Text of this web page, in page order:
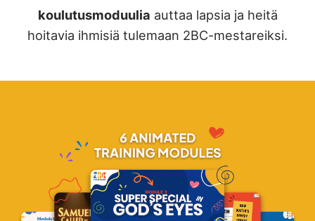
koulutusmoduulia auttaa lapsia ja heitä
hoitavia ihmisiä tulemaan 2BC-mestareiksi.